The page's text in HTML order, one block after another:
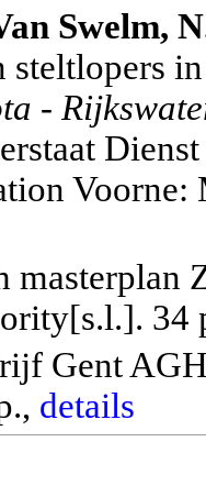
Swelm,
steltlopers
-
masterplan
s.l.]. 34
Gent
details